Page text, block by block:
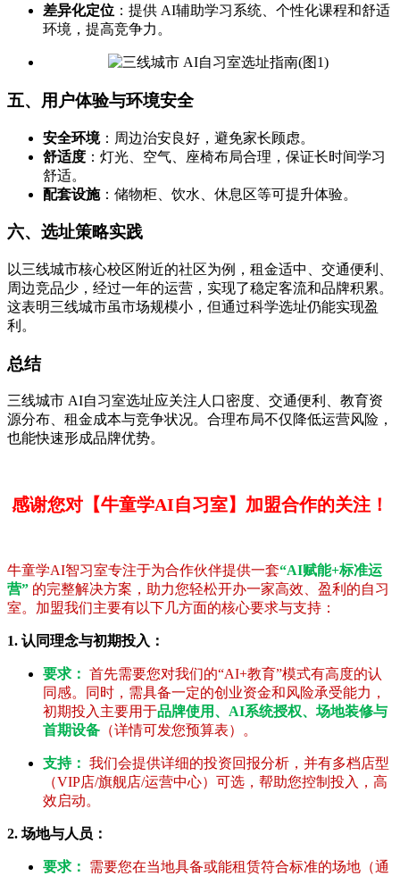
差异化定位 ：提供 AI辅助学习系统、个性化课程和舒适
环境，提高竞争力。
五、用户体验与环境安全
安全环境：周边治安良好，避免家长顾虑。
舒适度 ：灯光、空气、座椅布局合理，保证长时间学习
舒适。
配套设施：储物柜、饮水、休息区等可提升体验。
六、选址策略实践
以三线城市核心校区附近的社区为例，租金适中、交通便利、
周边竞品少，经过一年的运营，实现了稳定客流和品牌积累。
这表明三线城市虽市场规模小，但通过科学选址仍能实现盈
利。
总结
三线城市 AI自习室选址应关注人口密度、交通便利、教育资
源分布、租金成本与竞争状况。合理布局不仅降低运营风险，
也能快速形成品牌优势。
感谢您对【牛童学AI自习室】加盟合作的关注！
牛童学AI智习室专注于为合作伙伴提供一套“AI赋能+标准运
营” 的完整解决方案，助力您轻松开办一家高效、盈利的自习
室。加盟我们主要有以下几方面的核心要求与支持：
1. 认同理念与初期投入：
要求： 首先需要您对我们的“AI+教育”模式有高度的认
同感。同时，需具备一定的创业资金和风险承受能力，
初期投入主要用于品牌使用、AI系统授权、场地装修与
首期设备 （详情可发您预算表）。
支持： 我们会提供详细的投资回报分析，并有多档店型
（VIP店/旗舰店/运营中心）可选，帮助您控制投入，高
效启动。
2. 场地与人员：
要求：
需要您在当地具备或能租赁符合标准的场地（通